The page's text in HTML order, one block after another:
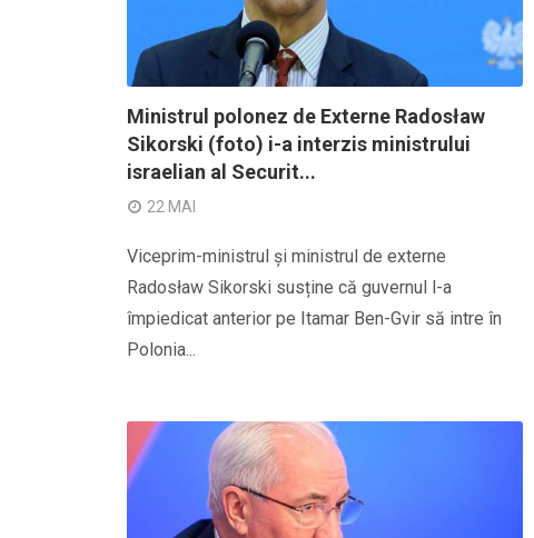
Ministrul polonez de Externe Radosław
Sikorski (foto) i-a interzis ministrului
israelian al Securit...
22 MAI
Viceprim-ministrul și ministrul de externe
Radosław Sikorski susține că guvernul l-a
împiedicat anterior pe Itamar Ben-Gvir să intre în
Polonia...